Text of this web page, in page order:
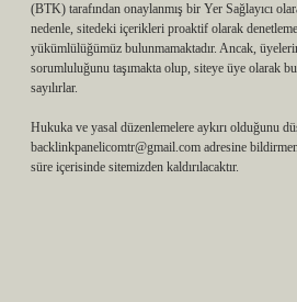
(BTK) tarafından onaylanmış bir Yer Sağlayıcı
nedenle, sitedeki içerikleri proaktif olarak
yükümlülüğümüz bulunmamaktadır. Ancak,
sorumluluğunu taşımakta olup, siteye üye olarak
sayılırlar.
Hukuka ve yasal düzenlemelere aykırı olduğunu
backlinkpanelicomtr@gmail.com adresine
süre içerisinde sitemizden kaldırılacaktır.